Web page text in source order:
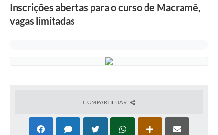
Fale Conosco
Leis Municipais
Transparência
Inscrições abertas para o curso de Macramê,
vagas limitadas
COMPARTILHAR